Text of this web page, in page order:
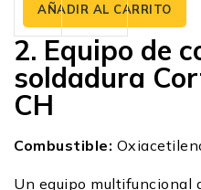
5
AÑADIR AL CARRITO
2. Equipo de
soldadura
CH
Combustible:
Un equipo multifuncional